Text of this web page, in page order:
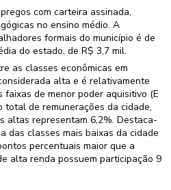
com carteira assinada,
no ensino médio. A
formais do município é de
do estado, de R$ 3,7 mil.
as classes econômicas em
alta e é relativamente
de menor poder aquisitivo (E
total de remunerações da cidade,
altas representam 6,2%. Destaca-
das classes mais baixas da cidade
percentuais maior que a
alta renda possuem participação 9